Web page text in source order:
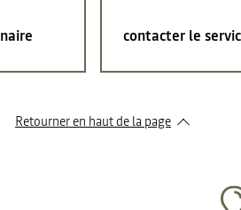
contacter le
Retourner en haut de la page